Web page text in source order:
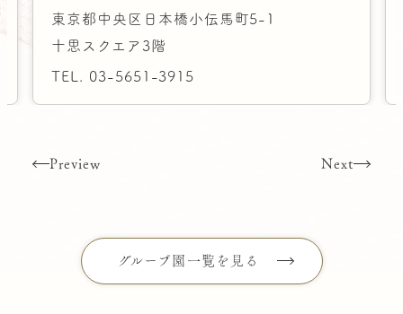
東京都中央区日本橋小伝馬町5-1
十思スクエア3階
TEL. 03-5651-3915
Preview Next
グループ園一覧を見る